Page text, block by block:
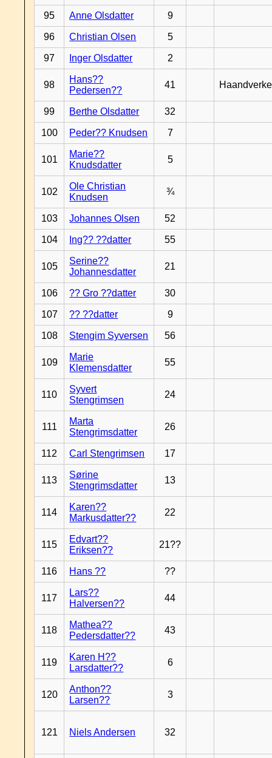
95 Anne Olsdatter 9
96 Christian Olsen 5
97 Inger Olsdatter 2
98
Hans??
Pedersen??
41
99 Berthe Olsdatter 32
100 Peder?? Knudsen 7
101
Marie??
Knudsdatter
5
102
Ole Christian
Knudsen
¾
103 Johannes Olsen 52
104 Ing?? ??datter 55
105
Serine??
Johannesdatter
21
106 ?? Gro ??datter 30
107 ?? ??datter 9
108 Stengim Syversen 56
109
Marie
Klemensdatter
55
110
Syvert
Stengrimsen
24
111
Marta
Stengrimsdatter
26
112 Carl Stengrimsen 17
113
Sørine
Stengrimsdatter
13
114
Karen??
Markusdatter??
22
115
Edvart??
Eriksen??
21??
116 Hans ?? ??
117
Lars??
Halversen??
44
118
Mathea??
Pedersdatter??
43
119
Karen H??
Larsdatter??
6
120
Anthon??
Larsen??
3
121 Niels Andersen 32